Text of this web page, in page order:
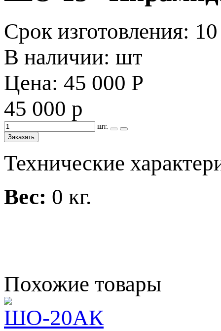
Срок изготовления:
В наличии: шт
Цена: 45 000 Р
45 000 р
шт.
Заказать
Технические
Вес: 0 кг.
Похожие товары